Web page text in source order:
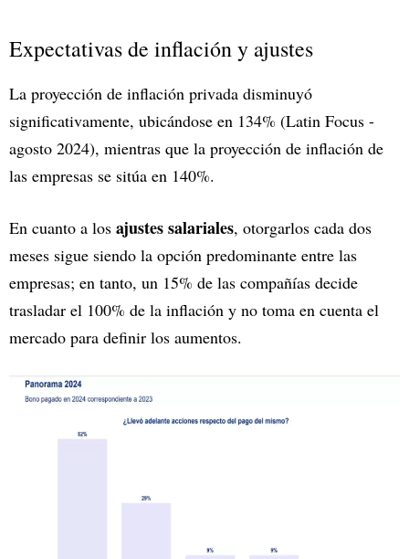
Expectativas de inflación y ajustes
La proyección de inflación privada disminuyó
significativamente, ubicándose en 134% (Latin Focus -
agosto 2024), mientras que la proyección de inflación de
las empresas se sitúa en 140%.
En cuanto a los ajustes salariales, otorgarlos cada dos
meses sigue siendo la opción predominante entre las
empresas; en tanto, un 15% de las compañías decide
trasladar el 100% de la inflación y no toma en cuenta el
mercado para definir los aumentos.